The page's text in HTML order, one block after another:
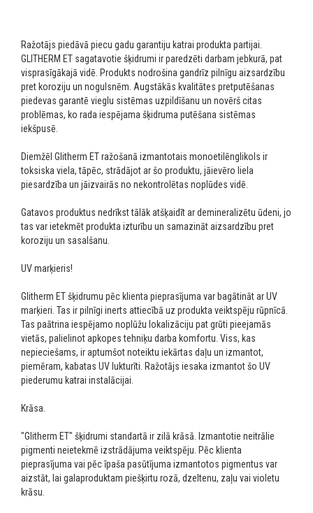
Ražotājs piedāvā piecu gadu garantiju katrai produkta partijai.
GLITHERM ET sagatavotie šķidrumi ir paredzēti darbam jebkurā, pat
visprasīgākajā vidē. Produkts nodrošina gandrīz pilnīgu aizsardzību
pret koroziju un nogulsnēm. Augstākās kvalitātes pretputēšanas
piedevas garantē vieglu sistēmas uzpildīšanu un novērš citas
problēmas, ko rada iespējama šķidruma putēšana sistēmas
iekšpusē.
Diemžēl Glitherm ET ražošanā izmantotais monoetilēnglikols ir
toksiska viela, tāpēc, strādājot ar šo produktu, jāievēro liela
piesardzība un jāizvairās no nekontrolētas noplūdes vidē.
Gatavos produktus nedrīkst tālāk atšķaidīt ar demineralizētu ūdeni, jo
tas var ietekmēt produkta izturību un samazināt aizsardzību pret
koroziju un sasalšanu.
UV marķieris!
Glitherm ET šķidrumu pēc klienta pieprasījuma var bagātināt ar UV
marķieri. Tas ir pilnīgi inerts attiecībā uz produkta veiktspēju rūpnīcā.
Tas paātrina iespējamo noplūžu lokalizāciju pat grūti pieejamās
vietās, palielinot apkopes tehniķu darba komfortu. Viss, kas
nepieciešams, ir aptumšot noteiktu iekārtas daļu un izmantot,
piemēram, kabatas UV lukturīti. Ražotājs iesaka izmantot šo UV
piederumu katrai instalācijai.
Krāsa.
"Glitherm ET" šķidrumi standartā ir zilā krāsā. Izmantotie neitrālie
pigmenti neietekmē izstrādājuma veiktspēju. Pēc klienta
pieprasījuma vai pēc īpaša pasūtījuma izmantotos pigmentus var
aizstāt, lai galaproduktam piešķirtu rozā, dzeltenu, zaļu vai violetu
krāsu.